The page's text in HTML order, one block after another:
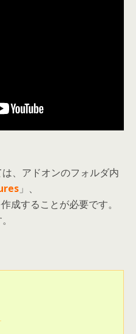
、アドオンのフォルダ内
」、
成することが必要です。